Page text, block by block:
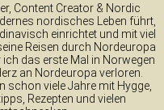
Content Creator & Nordic
nordisches Leben führt,
einrichtet und mit viel
Reisen durch Nordeuropa
ich das erste Mal in Norwegen
an Nordeuropa verloren.
schon viele Jahre mit Hygge,
Rezepten und vielen